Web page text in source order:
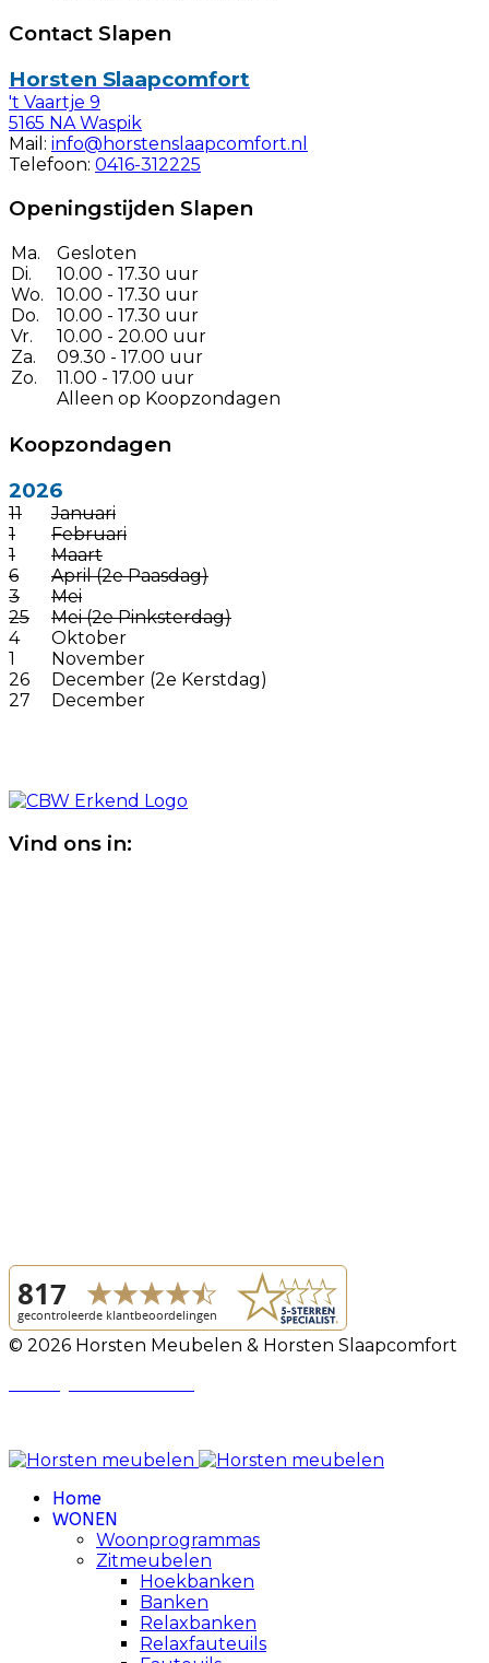
Contact Slapen
Horsten Slaapcomfort
't Vaartje 9
5165 NA Waspik
Mail: info@horstenslaapcomfort.nl
Telefoon: 0416-312225
Openingstijden Slapen
Ma.
Di.
Wo.
Do.
Vr.
Za.
Zo.
Gesloten
10.00 - 17.30 uur
10.00 - 17.30 uur
10.00 - 17.30 uur
10.00 - 20.00 uur
09.30 - 17.00 uur
11.00 - 17.00 uur
Alleen op Koopzondagen
Koopzondagen
2026
11
Januari
1
Februari
1
Maart
6
April (2e Paasdag)
3
Mei
25
Mei (2e Pinksterdag)
4
Oktober
1
November
26
December (2e Kerstdag)
27
December
Vind ons in:
© 2026 Horsten Meubelen & Horsten Slaapcomfort
Home
WONEN
Woonprogrammas
Zitmeubelen
Hoekbanken
Banken
Relaxbanken
Relaxfauteuils